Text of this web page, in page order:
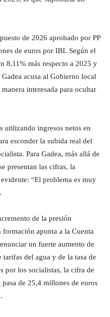
de 2026 aprobado por PP
de euros por IBI. Según el
8,11% más respecto a 2025 y
acusa al Gobierno local
interesada para ocultar
utilizando ingresos netos en
esconder la subida real del
Para Gadea, más allá de
presentan las cifras, la
“El problema es muy
de la presión
apunta a la Cuenta
un fuerte aumento de
del agua y de la tasa de
por los socialistas, la cifra de
de 25,4 millones de euros